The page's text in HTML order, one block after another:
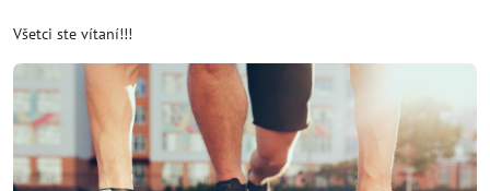
Všetci ste vítaní!!!